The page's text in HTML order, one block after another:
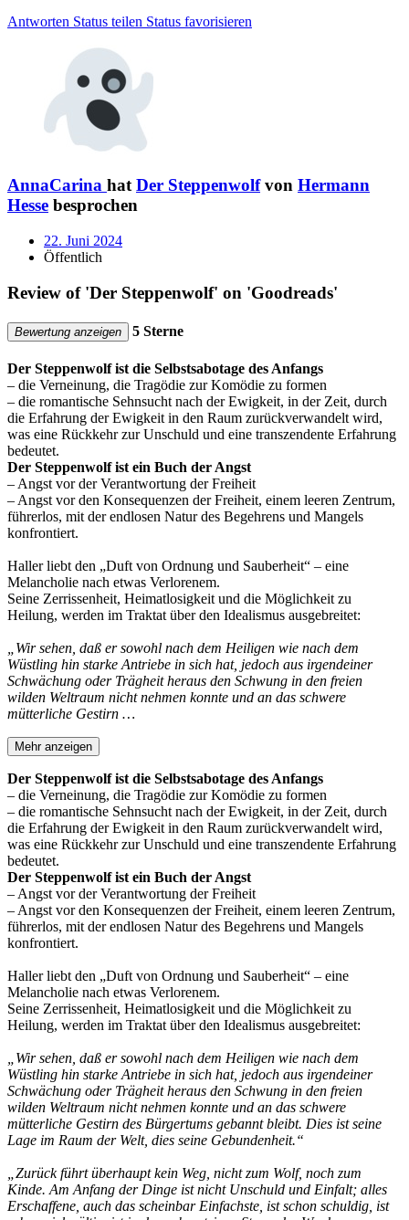
Antworten Status teilen Status favorisieren
AnnaCarina hat Der Steppenwolfvon Hermann
Hesse besprochen
22. Juni 2024
Öffentlich
Review of 'Der Steppenwolf' on 'Goodreads'
Bewertung anzeigen 5 Sterne
Der Steppenwolf ist die Selbstsabotage des Anfangs
– die Verneinung, die Tragödie zur Komödie zu formen
– die romantische Sehnsucht nach der Ewigkeit, in der Zeit, durch
die Erfahrung der Ewigkeit in den Raum zurückverwandelt wird,
was eine Rückkehr zur Unschuld und eine transzendente Erfahrung
bedeutet.
Der Steppenwolf ist ein Buch der Angst
– Angst vor der Verantwortung der Freiheit
– Angst vor den Konsequenzen der Freiheit, einem leeren Zentrum,
führerlos, mit der endlosen Natur des Begehrens und Mangels
konfrontiert.
Haller liebt den „Duft von Ordnung und Sauberheit“ – eine
Melancholie nach etwas Verlorenem.
Seine Zerrissenheit, Heimatlosigkeit und die Möglichkeit zu
Heilung, werden im Traktat über den Idealismus ausgebreitet:
„Wir sehen, daß er sowohl nach dem Heiligen wie nach dem
Wüstling hin starke Antriebe in sich hat, jedoch aus irgendeiner
Schwächung oder Trägheit heraus den Schwung in den freien
wilden Weltraum nicht nehmen konnte und an das schwere
mütterliche Gestirn …
Mehr anzeigen
Der Steppenwolf ist die Selbstsabotage des Anfangs
– die Verneinung, die Tragödie zur Komödie zu formen
– die romantische Sehnsucht nach der Ewigkeit, in der Zeit, durch
die Erfahrung der Ewigkeit in den Raum zurückverwandelt wird,
was eine Rückkehr zur Unschuld und eine transzendente Erfahrung
bedeutet.
Der Steppenwolf ist ein Buch der Angst
– Angst vor der Verantwortung der Freiheit
– Angst vor den Konsequenzen der Freiheit, einem leeren Zentrum,
führerlos, mit der endlosen Natur des Begehrens und Mangels
konfrontiert.
Haller liebt den „Duft von Ordnung und Sauberheit“ – eine
Melancholie nach etwas Verlorenem.
Seine Zerrissenheit, Heimatlosigkeit und die Möglichkeit zu
Heilung, werden im Traktat über den Idealismus ausgebreitet:
„Wir sehen, daß er sowohl nach dem Heiligen wie nach dem
Wüstling hin starke Antriebe in sich hat, jedoch aus irgendeiner
Schwächung oder Trägheit heraus den Schwung in den freien
wilden Weltraum nicht nehmen konnte und an das schwere
mütterliche Gestirn des Bürgertums gebannt bleibt. Dies ist seine
Lage im Raum der Welt, dies seine Gebundenheit.“
„Zurück führt überhaupt kein Weg, nicht zum Wolf, noch zum
Kinde. Am Anfang der Dinge ist nicht Unschuld und Einfalt; alles
Erschaffene, auch das scheinbar Einfachste, ist schon schuldig, ist